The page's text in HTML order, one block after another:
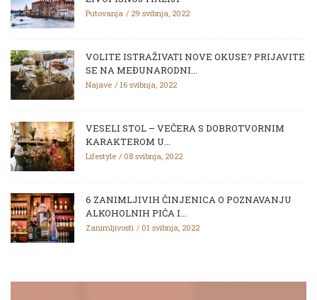
Putovanja 29 svibnja, 2022
VOLITE ISTRAŽIVATI NOVE OKUSE? PRIJAVITE
SE NA MEĐUNARODNI...
Najave 16 svibnja, 2022
VESELI STOL – VEČERA S DOBROTVORNIM
KARAKTEROM U...
Lifestyle 08 svibnja, 2022
6 ZANIMLJIVIH ČINJENICA O POZNAVANJU
ALKOHOLNIH PIĆA I...
Zanimljivosti 01 svibnja, 2022